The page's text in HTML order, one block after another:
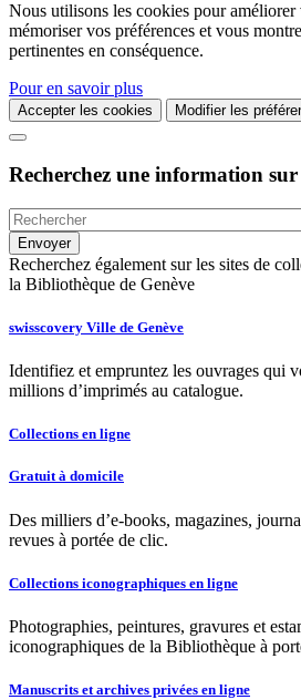
Nous utilisons les cookies pour
mémoriser vos préférences et vous
pertinentes en conséquence.
Pour en savoir plus
Accepter les cookies Modifier les
Recherchez une information sur
Recherchez également sur les sites de
la Bibliothèque de Genève
swisscovery Ville de Genève
Identifiez et empruntez les ouvrages qui
millions d’imprimés au catalogue.
Collections en ligne
Gratuit à domicile
Des milliers d’e-books, magazines,
revues à portée de clic.
Collections iconographiques en ligne
Photographies, peintures, gravures et
iconographiques de la Bibliothèque à
Manuscrits et archives privées en ligne